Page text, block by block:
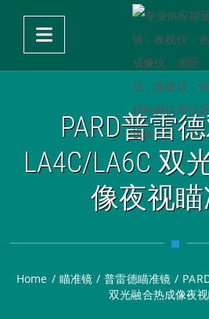
PARD普雷
LA4C/LA6C 双
像夜视
Home / 瞄准镜 / 普雷德瞄准镜 /
双光融合热成像夜